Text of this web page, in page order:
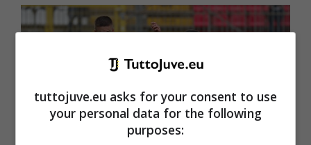
tuttojuve.eu asks for your consent to use
your personal data for the following
purposes: